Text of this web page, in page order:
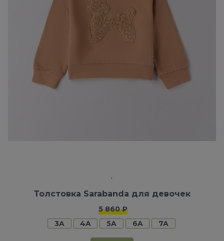
Толстовка Sarabanda для девочек
5 860 ₽
3A
4A 5A 6A 7A